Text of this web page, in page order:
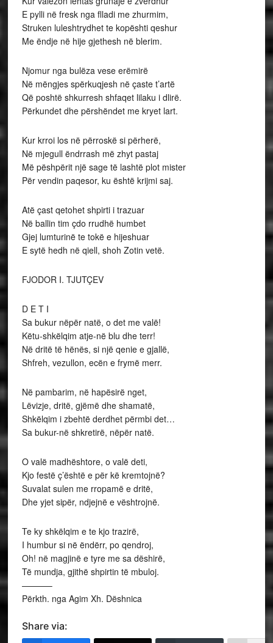
E pylli në fresk nga flladi me zhurmim,
Struken luleshtrydhet te kopështi qeshur
Me ëndje në hije gjethesh në blerim.
Njomur nga bulëza vese erëmirë
Në mëngjes spërkuqjesh në çaste t’artë
Që poshtë shkurresh shfaqet lilaku i dlirë.
Përkundet dhe përshëndet me kryet lart.
Kur krroi los në përroskë si përherë,
Në mjegull ëndrrash më zhyt pastaj
Më pëshpërit një sage të lashtë plot mister
Për vendin paqesor, ku është krijmi saj.
Atë çast qetohet shpirti i trazuar
Në ballin tim çdo rrudhë humbet
Gjej lumturinë te tokë e hijeshuar
E sytë hedh në qiell, shoh Zotin vetë.
FJODOR I. TJUTÇEV
D E T I
Sa bukur nëpër natë, o det me valë!
Këtu-shkëlqim atje-në blu dhe terr!
Në dritë të hënës, si një qenie e gjallë,
Shfreh, vezullon, ecën e frymë merr.
Në pambarim, në hapësirë nget,
Lëvizje, dritë, gjëmë dhe shamatë,
Shkëlqim i zbehtë derdhet përmbi det…
Sa bukur-në shkretirë, nëpër natë.
O valë madhështore, o valë deti,
Kjo festë ç’është e për kë kremtojnë?
Suvalat sulen me rropamë e dritë,
Dhe yjet sipër, ndjejnë e vështrojnë.
Te ky shkëlqim e te kjo trazirë,
I humbur si në ëndërr, po qendroj,
Oh! në magjinë e tyre me sa dëshirë,
Të mundja, gjithë shpirtin të mbuloj.
———–
Përkth. nga Agim Xh. Dëshnica
Share via: